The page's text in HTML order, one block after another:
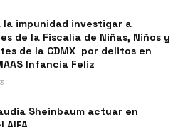
la impunidad investigar a
de la Fiscalía de Niñas, Niños y
de la CDMX por delitos en
Infancia Feliz
Sheinbaum actuar en